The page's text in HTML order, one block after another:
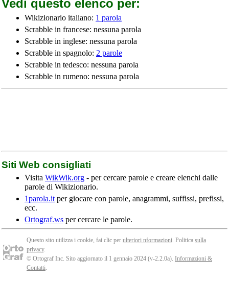
Vedi questo elenco per:
Wikizionario italiano: 1 parola
Scrabble in francese: nessuna parola
Scrabble in inglese: nessuna parola
Scrabble in spagnolo: 2 parole
Scrabble in tedesco: nessuna parola
Scrabble in rumeno: nessuna parola
Siti Web consigliati
Visita WikWik.org - per cercare parole e creare elenchi dalle
parole di Wikizionario.
1parola.it per giocare con parole, anagrammi, suffissi, prefissi,
ecc.
Ortograf.ws per cercare le parole.
Questo sito utilizza i cookie, fai clic per ulteriori nformazioni. Politica sulla
privacy.
© Ortograf Inc. Sito aggiornato il 1 gennaio 2024 (v-2.2.0a). Informazioni &
Contatti.